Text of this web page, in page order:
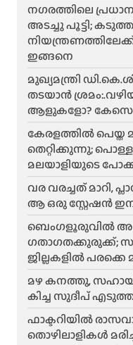
ന​ഗരത്തിലെ
അടച്ചു പൂട്ടി;
ഇങ്ങനെ
മുഖ്യമന്ത്രി
തടയാൻ
ആളുകളോ?
കേരളത്തിൽ
തെറ്റിക്കുന്നു;
മലയാളിയുടെ
വര വരച്ചത് മാറി,
ആ ഒരു സ്റ്റേഷൻ
ബെംഗളൂരുവിൽ
ഗതാഗതക്കുരുക്ക്;
ജില്ലകളിൽ പരക്കെ
മഴ കനത്തു,
കിച്ച സുദീപ്
ഫാക്ടറിയിൽ
തൊഴിലാളികൾ